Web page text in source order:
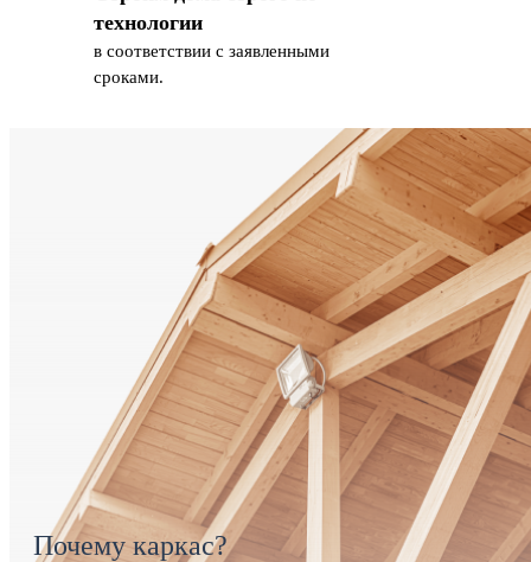
технологии
в соответствии с заявленными
сроками.
Почему каркас?